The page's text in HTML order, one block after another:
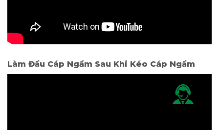
Làm Đầu Cáp Ngầm Sau Khi Kéo Cáp Ngầm